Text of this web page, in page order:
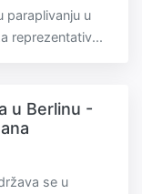
paraplivanju u
reprezentativ...
u Berlinu -
se u